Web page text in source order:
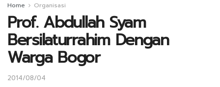
Home Organisasi
Prof. Abdullah Syam
Bersilaturrahim Dengan
Warga Bogor
2014/08/04